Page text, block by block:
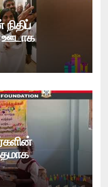
ஊடாக
உறவுகள்..